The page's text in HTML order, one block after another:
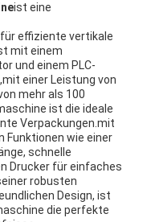
ist eine
effiziente vertikale
mit einem
und einem PLC-
einer Leistung von
mehr als 100
ist die ideale
Verpackungen.mit
Funktionen wie einer
schnelle
Drucker für einfaches
robusten
Design, ist
die perfekte